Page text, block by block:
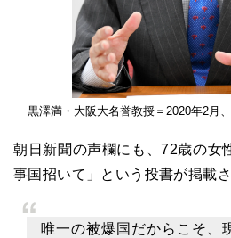
黒澤満・大阪大名誉教授＝2020年2月
朝日新聞の声欄にも、72歳の
事国招いて」という投書が掲載さ
唯一の被爆国だからこそ、